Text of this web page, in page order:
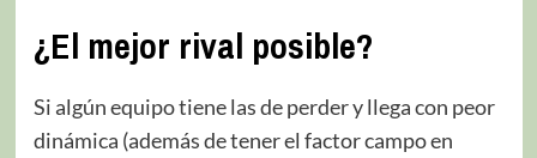
¿El mejor rival posible?
Si algún equipo tiene las de perder y llega con peor
dinámica (además de tener el factor campo en